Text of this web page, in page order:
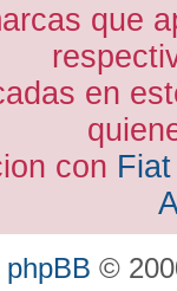
que
en
con
phpBB ©